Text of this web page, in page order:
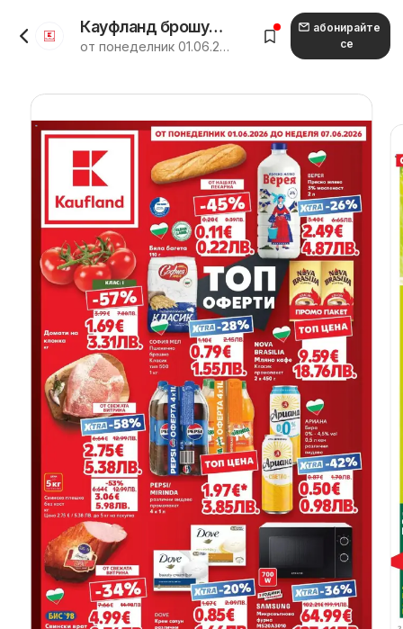
Кауфланд брошура София - Топ оферти от 01.06.2026
от понеделник 01.06.2026 до неделя 07.06.2026
абонирайте
се